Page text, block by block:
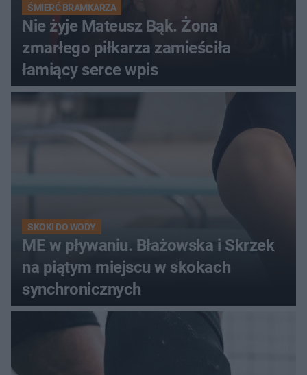
ŚMIERĆ BRAMKARZA
Nie żyje Mateusz Bąk. Żona
zmarłego piłkarza zamieściła
łamiący serce wpis
SKOKI DO WODY
ME w pływaniu. Błażowska i Skrzek
na piątym miejscu w skokach
synchronicznych